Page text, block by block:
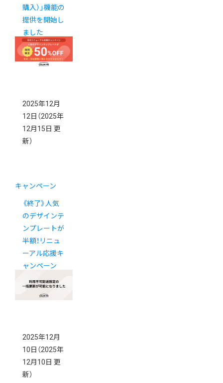
購入）」機能の
提供を開始し
ました
2025年12月
12日 （2025年
12月15日 更
新）
キャンペーン
《終了》人気
のデザインテ
ンプレートが
半額！リニュ
ーアル応援キ
ャンペーン
2025年12月
10日 （2025年
12月10日 更
新）